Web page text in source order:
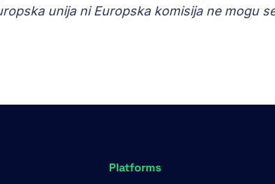
unija ni Europska komisija ne mogu
Platforms